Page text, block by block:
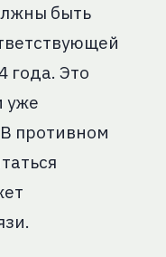
быть
года. Это
уже
противном